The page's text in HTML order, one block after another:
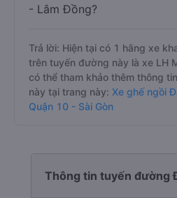
- Lâm Đồng?
Trả lời: Hiện tại có 1 hãng xe
trên tuyến đường này là xe LH
có thể tham khảo thêm thông
này tại trang này: Xe ghế ngồi
Quận 10 - Sài Gòn
Thông tin tuyến đường